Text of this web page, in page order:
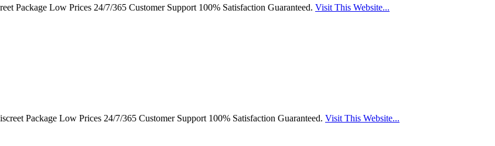
Package Low Prices 24/7/365 Customer Support 100% Satisfaction Guaranteed. Visit This Website...
Package Low Prices 24/7/365 Customer Support 100% Satisfaction Guaranteed. Visit This Website...